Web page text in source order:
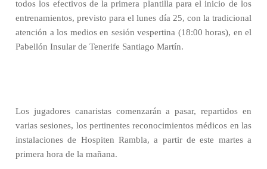
todos los efectivos de la primera plantilla para el inicio de los
entrenamientos, previsto para el lunes día 25, con la tradicional
atención a los medios en sesión vespertina (18:00 horas), en el
Pabellón Insular de Tenerife Santiago Martín.
Los jugadores canaristas comenzarán a pasar, repartidos en
varias sesiones, los pertinentes reconocimientos médicos en las
instalaciones de Hospiten Rambla, a partir de este martes a
primera hora de la mañana.